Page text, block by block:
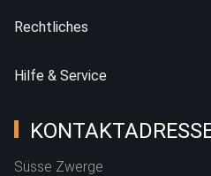
Rechtliches
Hilfe & Service
Süsse Zwerge